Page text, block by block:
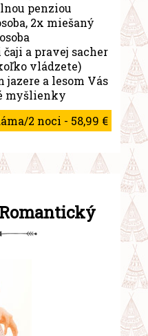
penziou
2x miešaný
čaji a pravej sacher
vládzete)
a lesom Vás
myšlienky
2 noci - 58,99 €